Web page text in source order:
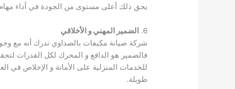
يحق ذلك أعلى مستوى من الجودة في أداء
6. الضمير المهني و الأخلاقي
شركة صيانة مكيفات بالصداوي تدرك أنه مع
فالضمير هو الدافع و المحرك لكل القدرات
للخدمات المنزلية على الأمانة و الإخلاص في
طويلة.